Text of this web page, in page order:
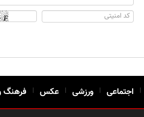
| اجتماعی | ورزشی | عکس | فرهنگ